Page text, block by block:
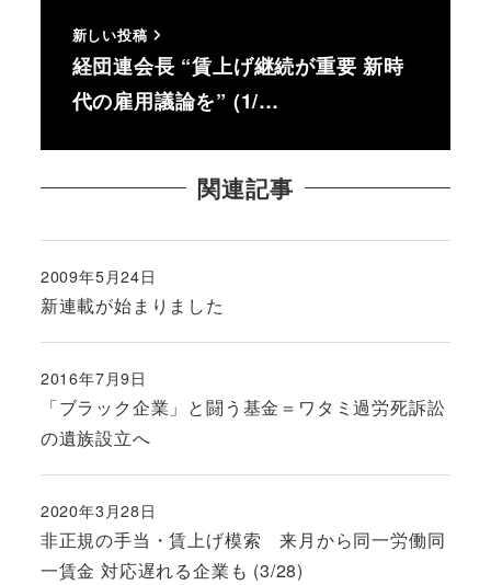
新しい投稿
経団連会長 “賃上げ継続が重要 新時
代の雇用議論を” (1/…
関連記事
新連載が始まりました
投稿日
2009年5月24日
「ブラック企業」と闘う基金＝ワタミ過労死訴訟
の遺族設立へ
投稿日
2016年7月9日
非正規の手当・賃上げ模索 来月から同一労働同
一賃金 対応遅れる企業も (3/28)
投稿日
2020年3月28日